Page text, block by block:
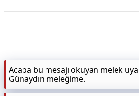
Acaba bu mesajı okuyan melek
Günaydın meleğime.